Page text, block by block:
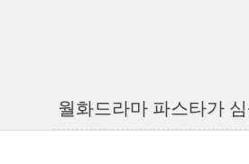
월화드라마 파스타가